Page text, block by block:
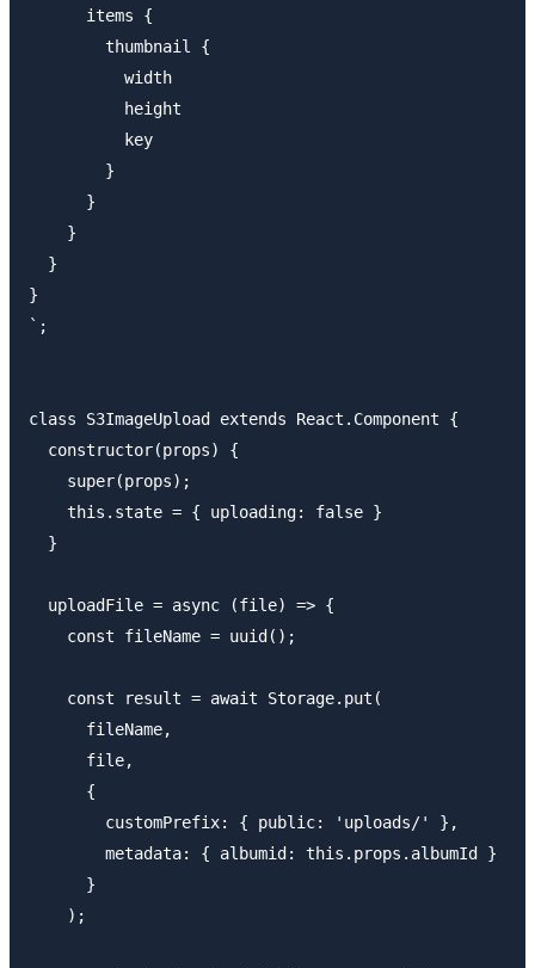
      items {
        thumbnail {
          width
          height
          key
        }
      }
    }
  }
}
`;
class S3ImageUpload extends React.Component {
  constructor(props) {
    super(props);
    this.state = { uploading: false }
  }
  uploadFile = async (file) => {
    const fileName = uuid();
    const result = await Storage.put(
      fileName,
      file,
      {
        customPrefix: { public: 'uploads/' },
        metadata: { albumid: this.props.albumId }
      }
    );